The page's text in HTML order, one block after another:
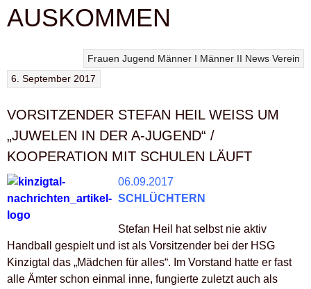
AUSKOMMEN
Frauen Jugend Männer I Männer II News Verein
6. September 2017
VORSITZENDER STEFAN HEIL WEISS UM „
JUWELEN IN DER A-JUGEND“ / K
OOPERATION MIT SCHULEN LÄUFT
06.09.2017
SCHLÜCHTERN
Stefan Heil hat selbst nie aktiv
Handball gespielt und ist als Vorsitzender bei der HSG
Kinzigtal das „Mädchen für alles“. Im Vorstand hatte er fast
alle Ämter schon einmal inne, fungierte zuletzt auch als